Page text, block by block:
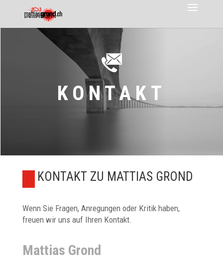
KONTAKT
KONTAKT ZU MATTIAS GROND
Wenn Sie Fragen, Anregungen oder Kritik haben,
freuen wir uns auf Ihren Kontakt.
Mattias Grond